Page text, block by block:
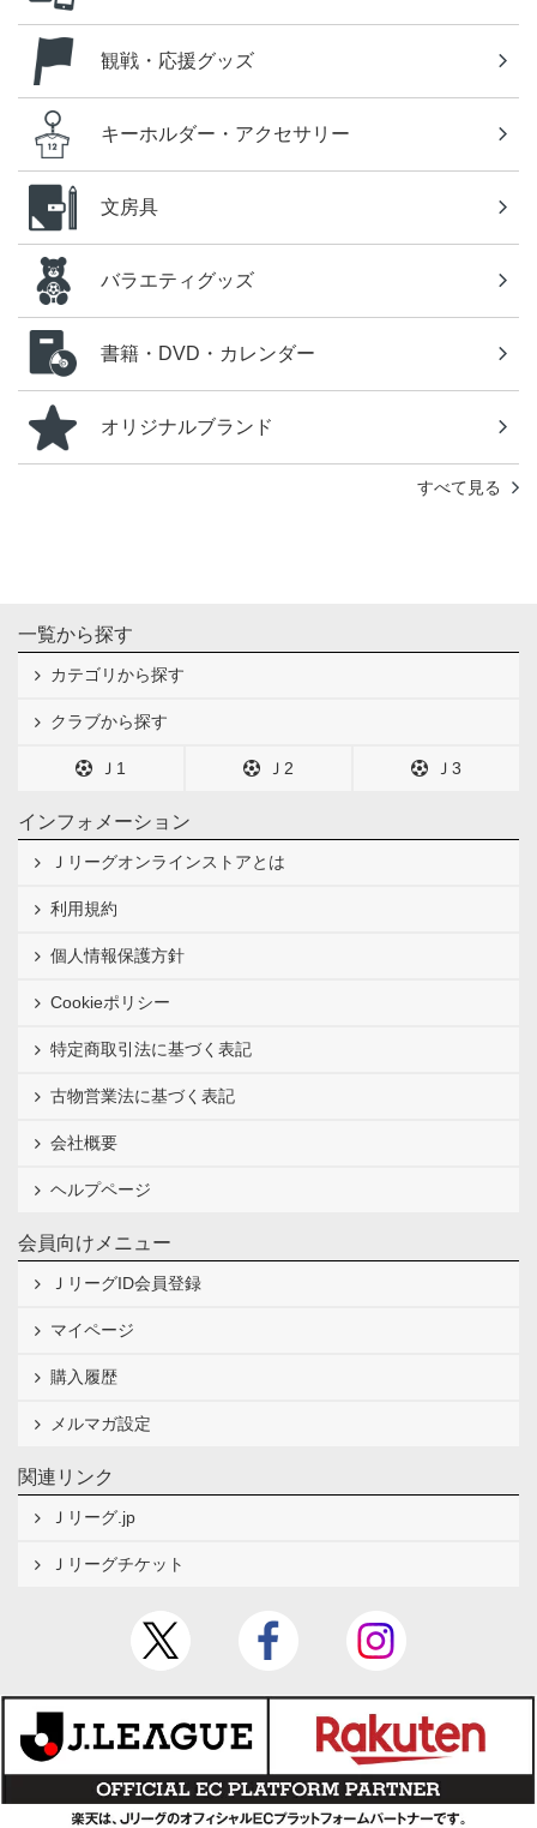
観戦・応援グッズ
キーホルダー・アクセサリー
文房具
バラエティグッズ
書籍・DVD・カレンダー
オリジナルブランド
すべて見る
一覧から探す
カテゴリから探す
クラブから探す
Ｊ1 Ｊ2 Ｊ3
インフォメーション
Ｊリーグオンラインストアとは
利用規約
個人情報保護方針
Cookieポリシー
特定商取引法に基づく表記
古物営業法に基づく表記
会社概要
ヘルプページ
会員向けメニュー
ＪリーグID会員登録
マイページ
購入履歴
メルマガ設定
関連リンク
Ｊリーグ.jp
Ｊリーグチケット